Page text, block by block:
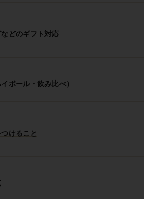
どのギフト対応
ボール・飲み比べ）
けること